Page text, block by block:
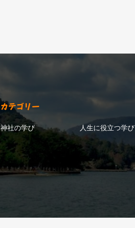
カテゴリー
神社の学び 人生に役立つ学び